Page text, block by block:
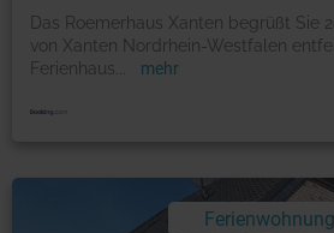
Das Roemerhaus Xanten begrüßt Sie
von Xanten Nordrhein-Westfalen
Ferienhaus
mehr
Ferienwohnung